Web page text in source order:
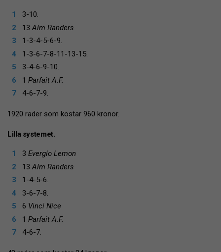
3-10.
13Alm Randers
1-3-4-5-6-9.
1-3-6-7-8-11-13-15.
3-4-6-9-10.
1 Parfait A.F.
4-6-7-9.
1920 rader som kostar 960 kronor.
Lilla systemet.
3 Everglo Lemon
13Alm Randers
1-4-5-6.
3-6-7-8.
6 Vinci Nice
1 Parfait A.F.
4-6-7.